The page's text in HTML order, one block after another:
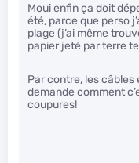
Moui enfin ça doit
été, parce que perso
plage (j’ai même
papier jeté par terre
Par contre, les câbles
demande comment
coupures!